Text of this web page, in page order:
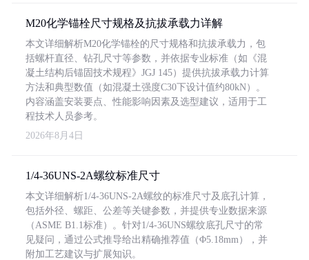
M20化学锚栓尺寸规格及抗拔承载力详解
本文详细解析M20化学锚栓的尺寸规格和抗拔承载力，包
括螺杆直径、钻孔尺寸等参数，并依据专业标准（如《混
凝土结构后锚固技术规程》JGJ 145）提供抗拔承载力计算
方法和典型数值（如混凝土强度C30下设计值约80kN）。
内容涵盖安装要点、性能影响因素及选型建议，适用于工
程技术人员参考。
2026年8月4日
1/4-36UNS-2A螺纹标准尺寸
本文详细解析1/4-36UNS-2A螺纹的标准尺寸及底孔计算，
包括外径、螺距、公差等关键参数，并提供专业数据来源
（ASME B1.1标准）。针对1/4-36UNS螺纹底孔尺寸的常
见疑问，通过公式推导给出精确推荐值（Φ5.18mm），并
附加工艺建议与扩展知识。